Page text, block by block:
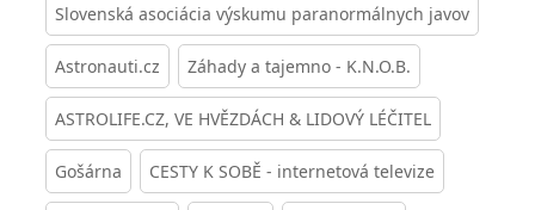
Slovenská asociácia výskumu paranormálnych javov
Astronauti.cz Záhady a tajemno - K.N.O.B.
ASTROLIFE.CZ, VE HVĚZDÁCH & LIDOVÝ LÉČITEL
Gošárna CESTY K SOBĚ - internetová televize